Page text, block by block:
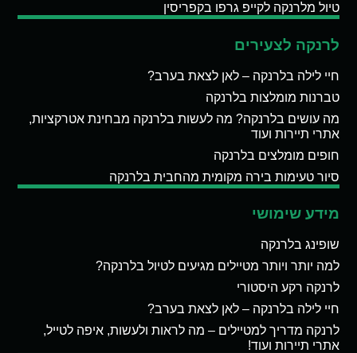
טיול מלרנקה לקייפ גרפו בקפריסין
לרנקה לצעירים
חיי לילה בלרנקה – לאן לצאת בערב?
טברנות מומלצות בלרנקה
מה עושים בלרנקה? מה לעשות בלרנקה מבחינת אטרקציות,
אתרי תיירות ועוד
חופים מומלצים בלרנקה
סיור טעימות בירה מקומית מהחבית בלרנקה
מידע שימושי
שופינג בלרנקה
למה יותר ויותר מטיילים מגיעים לטיול בלרנקה?
לרנקה רקע היסטורי
חיי לילה בלרנקה – לאן לצאת בערב?
לרנקה מדריך למטיילים – מה לראות ולעשות, איפה לטייל,
אתרי תיירות ועוד!